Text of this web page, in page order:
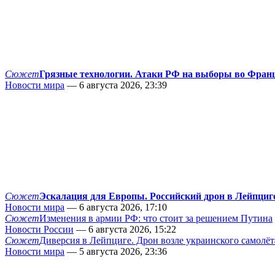
СюжетГрязные технологии. Атаки РФ на выборы во
Новости мира — 6 августа 2026, 23:39
СюжетЭскалация для Европы. Российский дрон в
Новости мира — 6 августа 2026, 17:10
СюжетИзменения в армии РФ: что стоит за решением Путина
Новости России — 6 августа 2026, 15:22
СюжетДиверсия в Лейпциге. Дрон возле украинского
Новости мира — 5 августа 2026, 23:36